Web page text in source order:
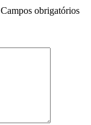
Campos obrigatórios